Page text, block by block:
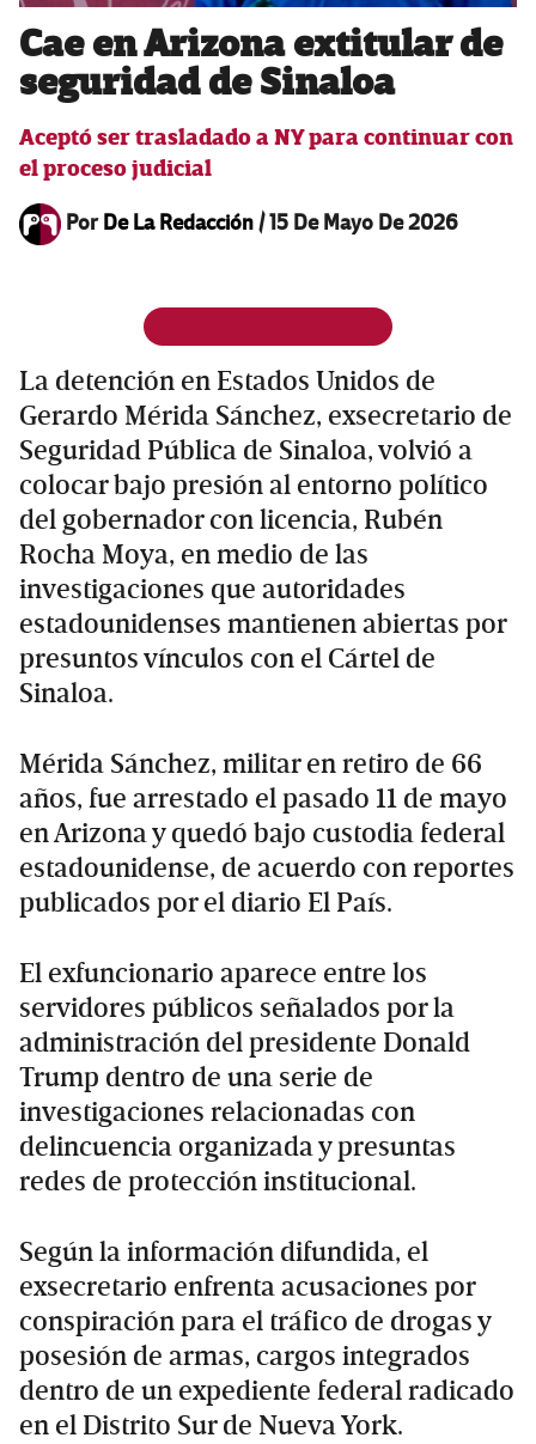
Cae en Arizona extitular de
seguridad de Sinaloa
Aceptó ser trasladado a NY para continuar con
el proceso judicial
PorDe La Redacción/15 De Mayo De 2026
La detención en Estados Unidos de
Gerardo Mérida Sánchez, exsecretario de
Seguridad Pública de Sinaloa, volvió a
colocar bajo presión al entorno político
del gobernador con licencia, Rubén
Rocha Moya, en medio de las
investigaciones que autoridades
estadounidenses mantienen abiertas por
presuntos vínculos con el Cártel de
Sinaloa.
Mérida Sánchez, militar en retiro de 66
años, fue arrestado el pasado 11 de mayo
en Arizona y quedó bajo custodia federal
estadounidense, de acuerdo con reportes
publicados por el diario El País.
El exfuncionario aparece entre los
servidores públicos señalados por la
administración del presidente Donald
Trump dentro de una serie de
investigaciones relacionadas con
delincuencia organizada y presuntas
redes de protección institucional.
Según la información difundida, el
exsecretario enfrenta acusaciones por
conspiración para el tráfico de drogas y
posesión de armas, cargos integrados
dentro de un expediente federal radicado
en el Distrito Sur de Nueva York.